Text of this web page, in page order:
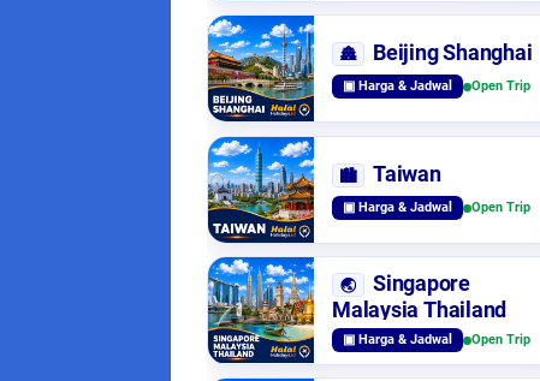
🏯 Beijing Shanghai
▣ Harga & Jadwal Open Trip
🏙️ Taiwan
▣ Harga & Jadwal Open Trip
🌏
Singapore
Malaysia Thailand
▣ Harga & Jadwal Open Trip